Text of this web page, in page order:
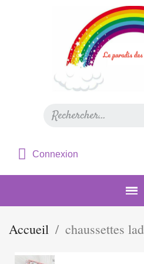
Connexion
Accueil chaussettes